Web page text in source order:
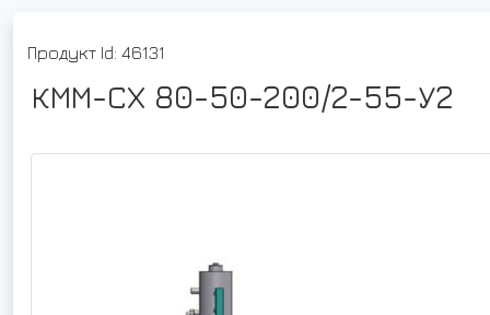
Продукт Id: 46131
КММ-СХ 80-50-200/2-55-У2